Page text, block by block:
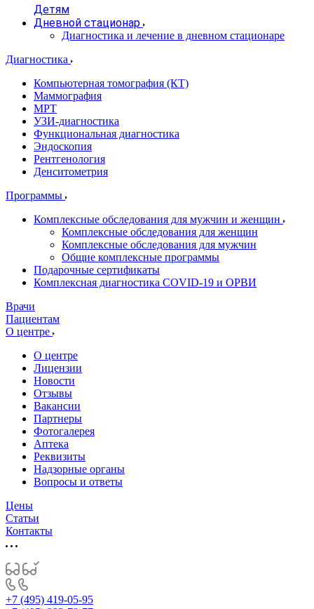
Детям
Дневной стационар
Диагностика и лечение в дневном стационаре
Диагностика
Компьютерная томография (КТ)
Маммография
МРТ
УЗИ-диагностика
Функциональная диагностика
Эндоскопия
Рентгенология
Денситометрия
Программы
Комплексные обследования для мужчин и женщин
Комплексные обследования для женщин
Комплексные обследования для мужчин
Общие комплексные программы
Подарочные сертификаты
Комплексная диагностика COVID-19 и ОРВИ
Врачи
Пациентам
О центре
О центре
Лицензии
Новости
Отзывы
Вакансии
Партнеры
Фотогалерея
Аптека
Реквизиты
Надзорные органы
Вопросы и ответы
Цены
Статьи
Контакты
+7 (495) 419-05-95